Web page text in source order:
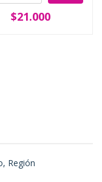
$21.000
Región